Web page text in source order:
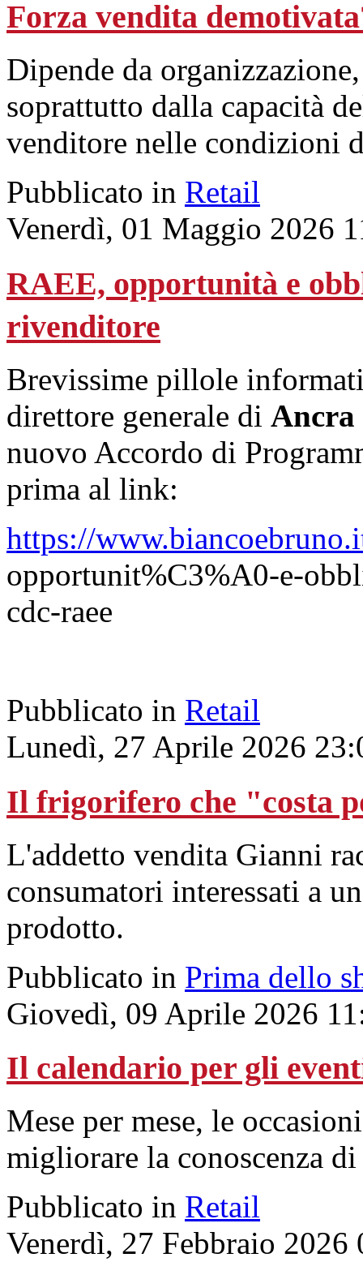
Forza vendita
Dipende da
soprattutto dalla capacità
venditore nelle condizioni
Pubblicato in Retail
Venerdì, 01 Maggio 2026
RAEE, opportunità e
rivenditore
Brevissime pillole
direttore generale di Ancra
nuovo Accordo di
prima al link:
https://
opportunit%C3%A0-e-
cdc-raee
Pubblicato in Retail
Lunedì, 27 Aprile 2026
Il frigorifero che "costa
L'addetto vendita Gianni
consumatori interessati a
prodotto.
Pubblicato in Prima dello
Giovedì, 09 Aprile 2026
Il calendario per gli
Mese per mese, le
migliorare la conoscenza
Pubblicato in Retail
Venerdì, 27 Febbraio 2026